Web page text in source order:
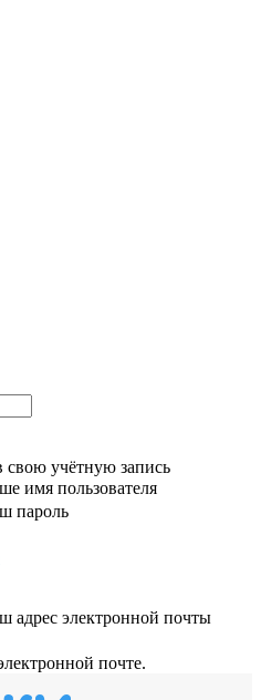
свою учётную запись
имя пользователя
пароль
адрес электронной почты
почте.